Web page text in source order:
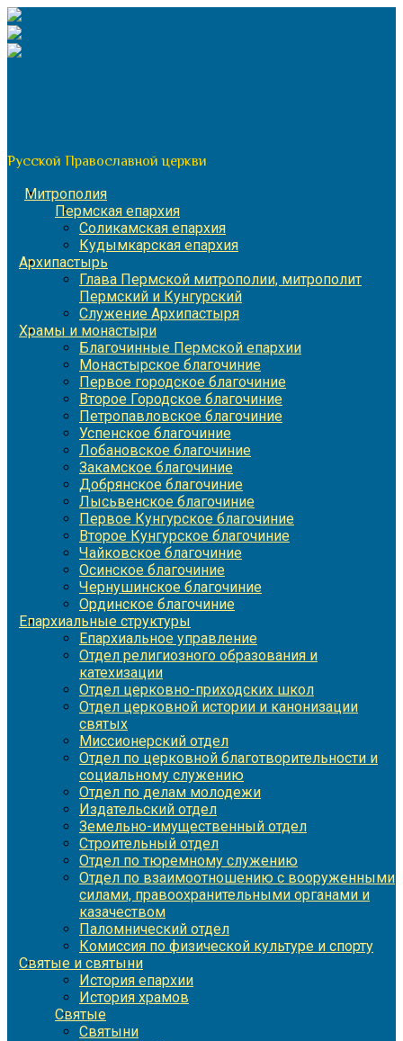
Перейти
к
содержимому
Русской Православной церкви
Митрополия
Пермская епархия
Соликамская епархия
Кудымкарская епархия
Архипастырь
Глава Пермской митрополии, митрополит
Пермский и Кунгурский
Служение Архипастыря
Храмы и монастыри
Благочинные Пермской епархии
Монастырское благочиние
Первое городское благочиние
Второе Городское благочиние
Петропавловское благочиние
Успенское благочиние
Лобановское благочиние
Закамское благочиние
Добрянское благочиние
Лысьвенское благочиние
Первое Кунгурское благочиние
Второе Кунгурское благочиние
Чайковское благочиние
Осинское благочиние
Чернушинское благочиние
Ординское благочиние
Епархиальные структуры
Епархиальное управление
Отдел религиозного образования и
катехизации
Отдел церковно-приходских школ
Отдел церковной истории и канонизации
святых
Миссионерский отдел
Отдел по церковной благотворительности и
социальному служению
Отдел по делам молодежи
Издательский отдел
Земельно-имущественный отдел
Строительный отдел
Отдел по тюремному служению
Отдел по взаимоотношению с вооруженными
силами, правоохранительными органами и
казачеством
Паломнический отдел
Комиссия по физической культуре и спорту
Святые и святыни
История епархии
История храмов
Святые
Святыни